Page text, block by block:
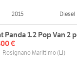
2015 Diesel
Panda 1.2 Pop Van 2
€
Rosignano Marittimo (LI)